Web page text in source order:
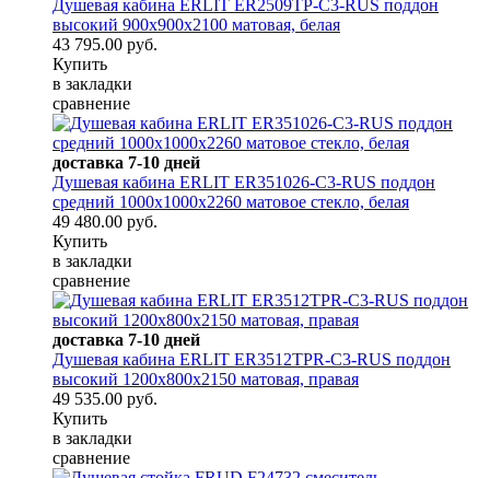
Душевая кабина ERLIT ER2509TP-C3-RUS поддон
высокий 900x900x2100 матовая, белая
43 795.00 руб.
Купить
в закладки
сравнение
доставка 7-10 дней
Душевая кабина ERLIT ER351026-C3-RUS поддон
средний 1000x1000x2260 матовое стекло, белая
49 480.00 руб.
Купить
в закладки
сравнение
доставка 7-10 дней
Душевая кабина ERLIT ER3512TPR-C3-RUS поддон
высокий 1200x800x2150 матовая, правая
49 535.00 руб.
Купить
в закладки
сравнение